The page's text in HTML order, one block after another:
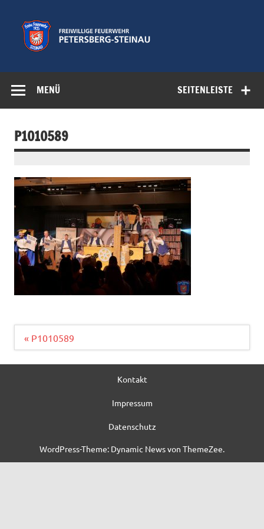
springen
Feuerwehr
Petersberg-
SEITENLEISTE
MENÜ
P1010589
Beitragsnavigation
« P1010589
Kontakt
Impressum
Datenschutz
WordPress-Theme: Dynamic News von ThemeZee.